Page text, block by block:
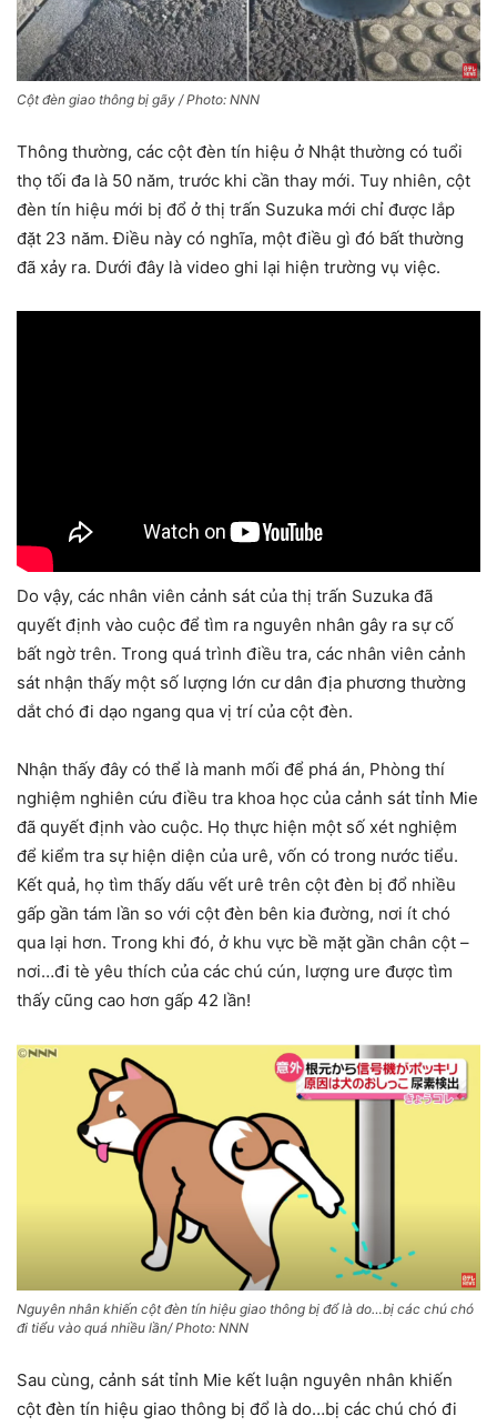
Cột đèn giao thông bị gãy / Photo: NNN
Thông thường, các cột đèn tín hiệu ở Nhật thường có tuổi
thọ tối đa là 50 năm, trước khi cần thay mới. Tuy nhiên, cột
đèn tín hiệu mới bị đổ ở thị trấn Suzuka mới chỉ được lắp
đặt 23 năm. Điều này có nghĩa, một điều gì đó bất thường
đã xảy ra. Dưới đây là video ghi lại hiện trường vụ việc.
Do vậy, các nhân viên cảnh sát của thị trấn Suzuka đã
quyết định vào cuộc để tìm ra nguyên nhân gây ra sự cố
bất ngờ trên. Trong quá trình điều tra, các nhân viên cảnh
sát nhận thấy một số lượng lớn cư dân địa phương thường
dắt chó đi dạo ngang qua vị trí của cột đèn.
Nhận thấy đây có thể là manh mối để phá án, Phòng thí
nghiệm nghiên cứu điều tra khoa học của cảnh sát tỉnh Mie
đã quyết định vào cuộc. Họ thực hiện một số xét nghiệm
để kiểm tra sự hiện diện của urê, vốn có trong nước tiểu.
Kết quả, họ tìm thấy dấu vết urê trên cột đèn bị đổ nhiều
gấp gần tám lần so với cột đèn bên kia đường, nơi ít chó
qua lại hơn. Trong khi đó, ở khu vực bề mặt gần chân cột –
nơi…đi tè yêu thích của các chú cún, lượng ure được tìm
thấy cũng cao hơn gấp 42 lần!
Nguyên nhân khiến cột đèn tín hiệu giao thông bị đổ là do…bị các chú chó
đi tiểu vào quá nhiều lần/ Photo: NNN
Sau cùng, cảnh sát tỉnh Mie kết luận nguyên nhân khiến
cột đèn tín hiệu giao thông bị đổ là do…bị các chú chó đi